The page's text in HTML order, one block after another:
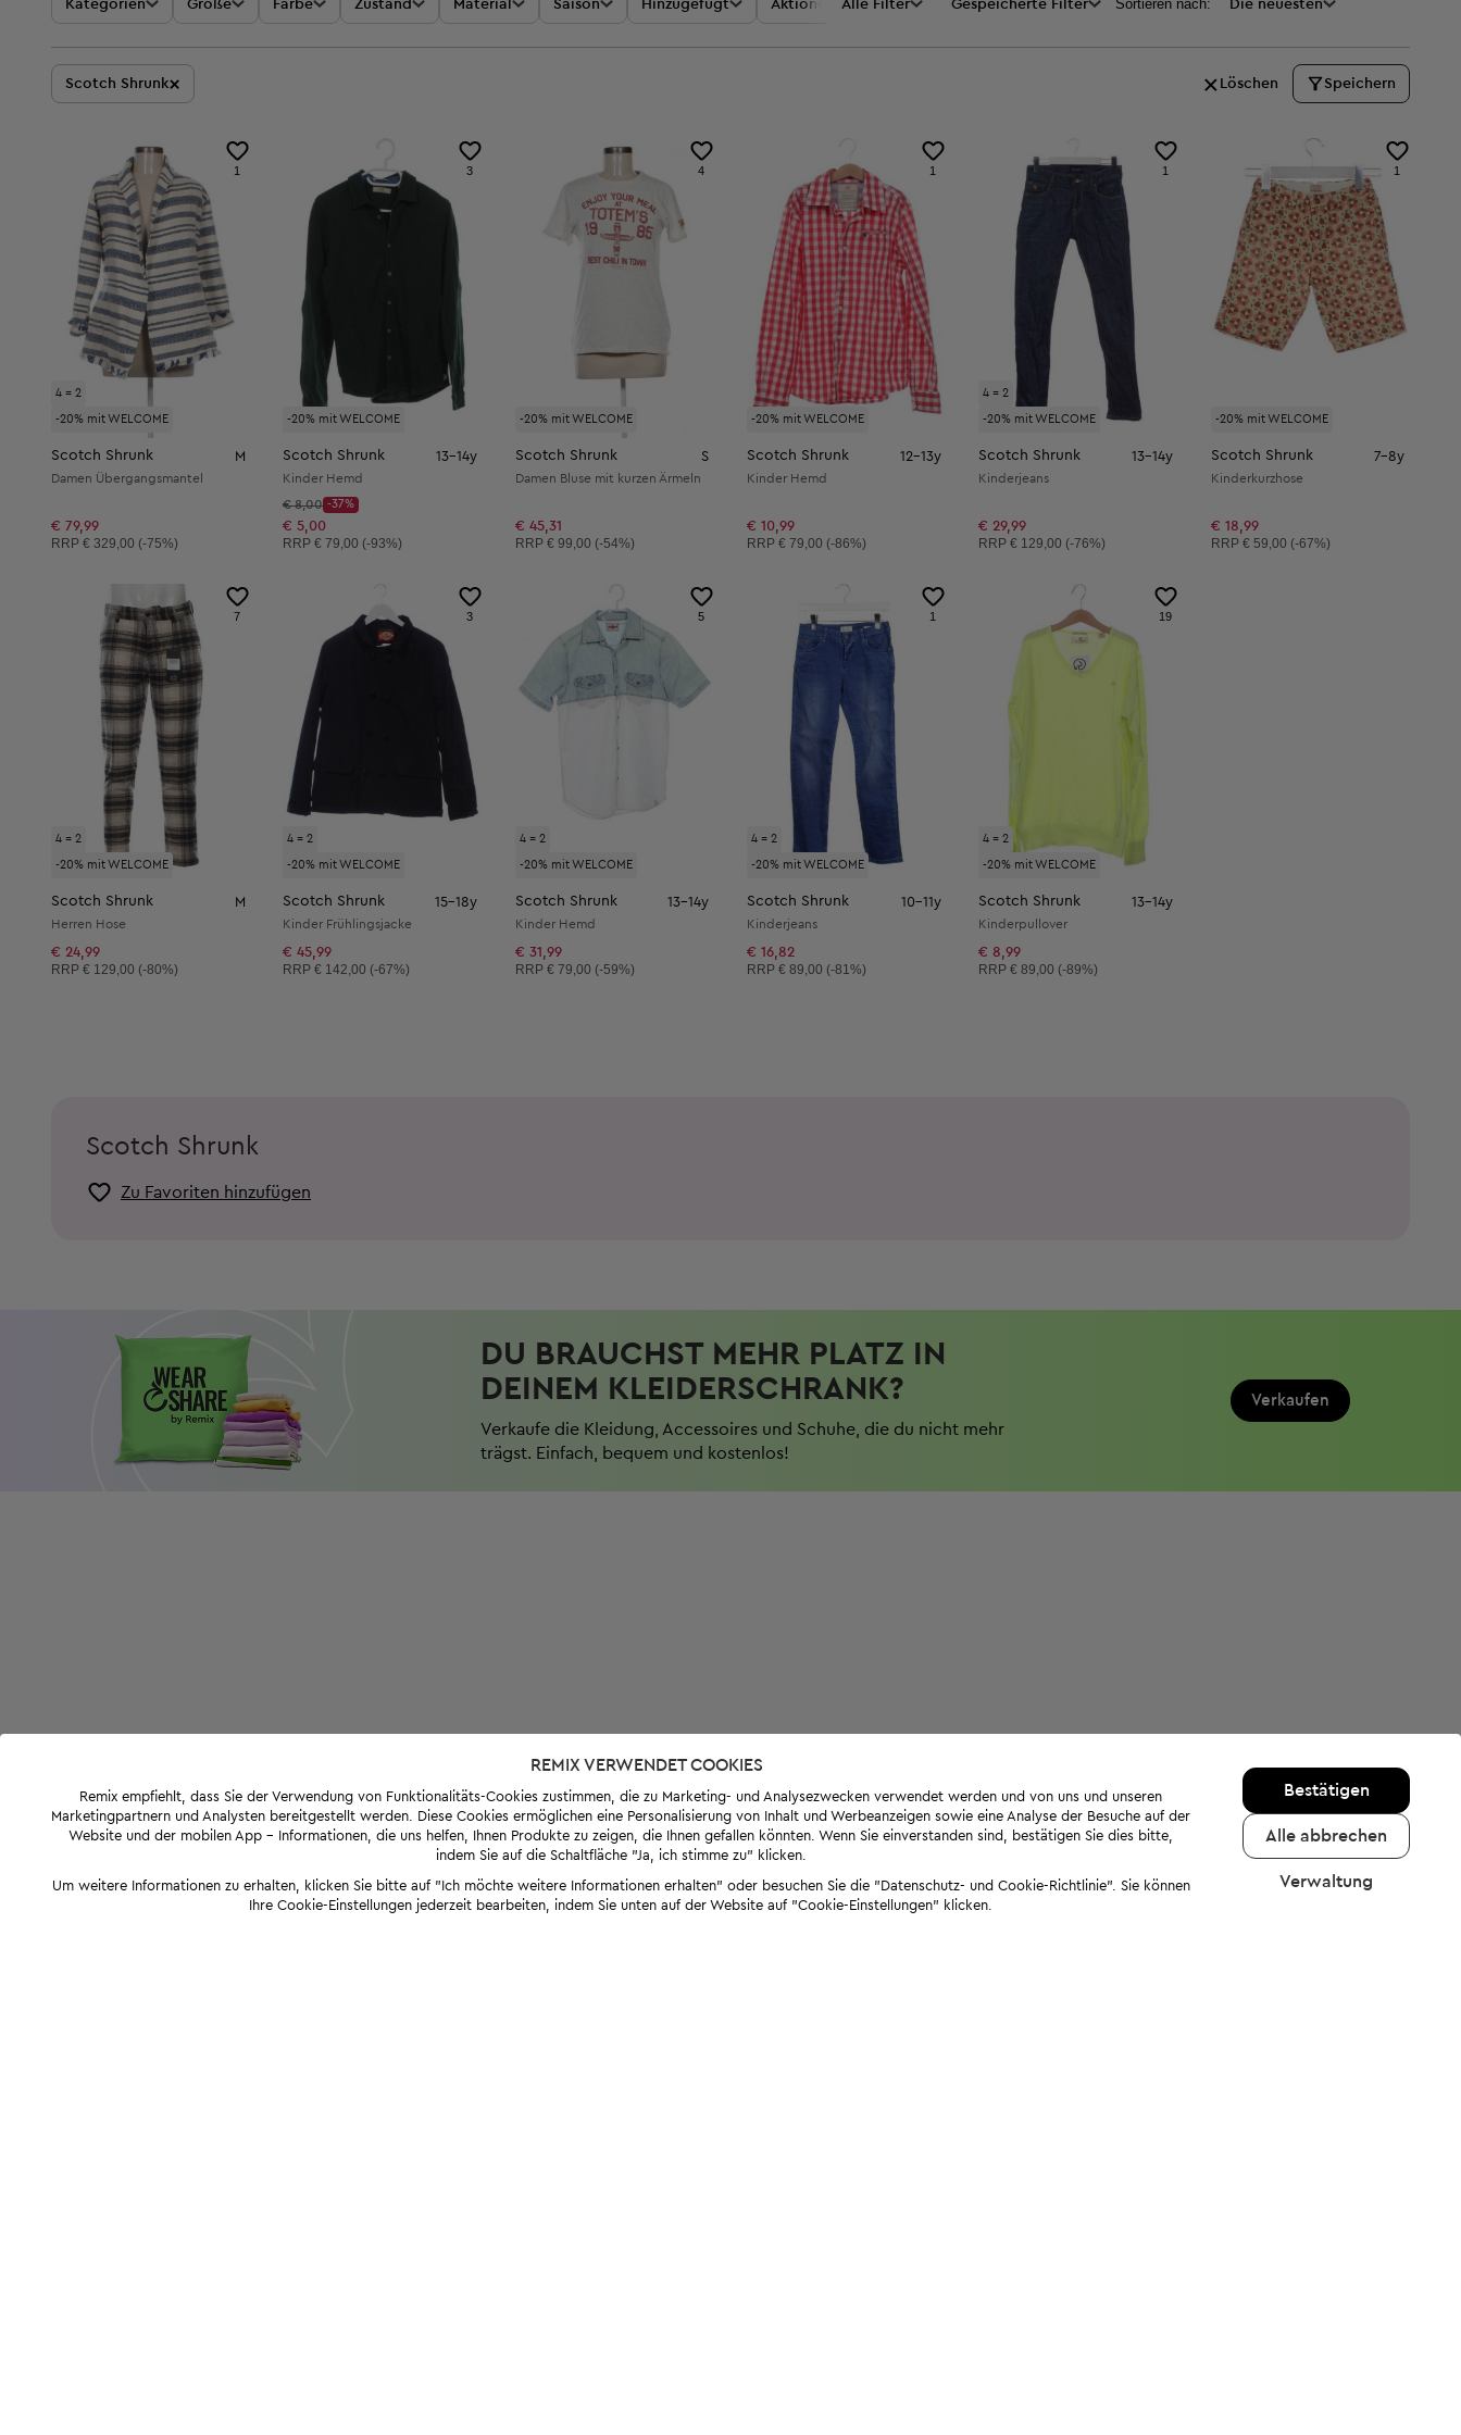
Kategorien Größe Farbe Zustand Material Saison Hinzugefügt Aktionen Preis
Alle Filter Gespeicherte Filter Sortieren nach: Die neuesten
Scotch Shrunk× Löschen Speichern
4 = 2
-20% mit WELCOME
1
Scotch Shrunk M
Damen Übergangsmantel
€ 79,99
Unverbindliche Preisempfehlung:
RRP € 329,00 (-75%)
-20% mit WELCOME
3
Scotch Shrunk 13-14y
Kinder Hemd
Startpreis:
€ 8,00
Discount Price:
-37%
Reduzierter Preis:
€ 5,00
Unverbindliche Preisempfehlung:
RRP€ 79,00 (-93%)
-20% mit WELCOME
4
Scotch Shrunk S
Damen Bluse mit kurzen Ärmeln
€ 45,31
Unverbindliche Preisempfehlung:
RRP € 99,00 (-54%)
-20% mit WELCOME
1
Scotch Shrunk 12-13y
Kinder Hemd
€ 10,99
Unverbindliche Preisempfehlung:
RRP € 79,00 (-86%)
4 = 2
-20% mit WELCOME
1
Scotch Shrunk 13-14y
Kinderjeans
€ 29,99
Unverbindliche Preisempfehlung:
RRP€ 129,00 (-76%)
-20% mit WELCOME
1
Scotch Shrunk 7-8y
Kinderkurzhose
€ 18,99
Unverbindliche Preisempfehlung:
RRP € 59,00 (-67%)
4 = 2
-20% mit WELCOME
7
Scotch Shrunk M
Herren Hose
€ 24,99
Unverbindliche Preisempfehlung:
RRP € 129,00 (-80%)
4 = 2
-20% mit WELCOME
3
Scotch Shrunk 15-18y
Kinder Frühlingsjacke
€ 45,99
Unverbindliche Preisempfehlung:
RRP€ 142,00 (-67%)
4 = 2
-20% mit WELCOME
5
Scotch Shrunk 13-14y
Kinder Hemd
€ 31,99
Unverbindliche Preisempfehlung:
RRP € 79,00 (-59%)
4 = 2
-20% mit WELCOME
1
Scotch Shrunk 10-11y
Kinderjeans
€ 16,82
Unverbindliche Preisempfehlung:
RRP € 89,00 (-81%)
4 = 2
-20% mit WELCOME
19
Scotch Shrunk 13-14y
Kinderpullover
€ 8,99
Unverbindliche Preisempfehlung:
RRP€ 89,00 (-89%)
Scotch Shrunk
Zu Favoriten hinzufügen
DU BRAUCHST MEHR PLATZ IN
DEINEM KLEIDERSCHRANK?
Verkaufe die Kleidung, Accessoires und Schuhe, die du nicht mehr
trägst. Einfach, bequem und kostenlos!
Verkaufen
REMIX VERWENDET COOKIES
Remix empfiehlt, dass Sie der Verwendung von Funktionalitäts-Cookies zustimmen, die zu Marketing- und Analysezwecken verwendet werden und von uns und unseren
Marketingpartnern und Analysten bereitgestellt werden. Diese Cookies ermöglichen eine Personalisierung von Inhalt und Werbeanzeigen sowie eine Analyse der Besuche auf der
Website und der mobilen App - Informationen, die uns helfen, Ihnen Produkte zu zeigen, die Ihnen gefallen könnten. Wenn Sie einverstanden sind, bestätigen Sie dies bitte,
indem Sie auf die Schaltfläche "Ja, ich stimme zu" klicken.
Um weitere Informationen zu erhalten, klicken Sie bitte auf "Ich möchte weitere Informationen erhalten" oder besuchen Sie die "Datenschutz- und Cookie-Richtlinie". Sie können
Ihre Cookie-Einstellungen jederzeit bearbeiten, indem Sie unten auf der Website auf "Cookie-Einstellungen" klicken.
Bestätigen
Alle abbrechen
Verwaltung